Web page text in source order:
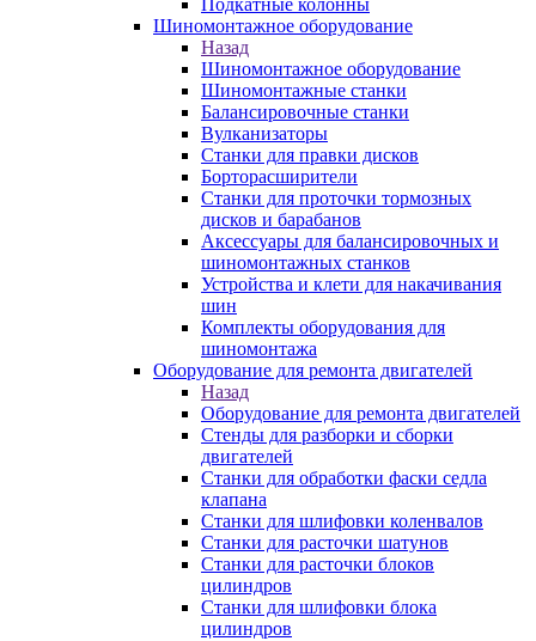
Подкатные колонны
Шиномонтажное оборудование
Назад
Шиномонтажное оборудование
Шиномонтажные станки
Балансировочные станки
Вулканизаторы
Станки для правки дисков
Борторасширители
Станки для проточки тормозных
дисков и барабанов
Аксессуары для балансировочных и
шиномонтажных станков
Устройства и клети для накачивания
шин
Комплекты оборудования для
шиномонтажа
Оборудование для ремонта двигателей
Назад
Оборудование для ремонта двигателей
Стенды для разборки и сборки
двигателей
Станки для обработки фаски седла
клапана
Станки для шлифовки коленвалов
Станки для расточки шатунов
Станки для расточки блоков
цилиндров
Станки для шлифовки блока
цилиндров